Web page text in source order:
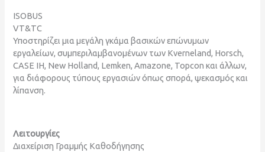
ISOBUS
VT&TC
Υποστηρίζει μια μεγάλη γκάμα βασικών επώνυμων
εργαλείων, συμπεριλαμβανομένων των Kverneland, Horsch,
CASE IH, New Holland, Lemken, Amazone, Topcon και άλλων,
για διάφορους τύπους εργασιών όπως σπορά, ψεκασμός και
λίπανση.
Λειτουργίες
Διαχείριση Γραμμής Καθοδήγησης